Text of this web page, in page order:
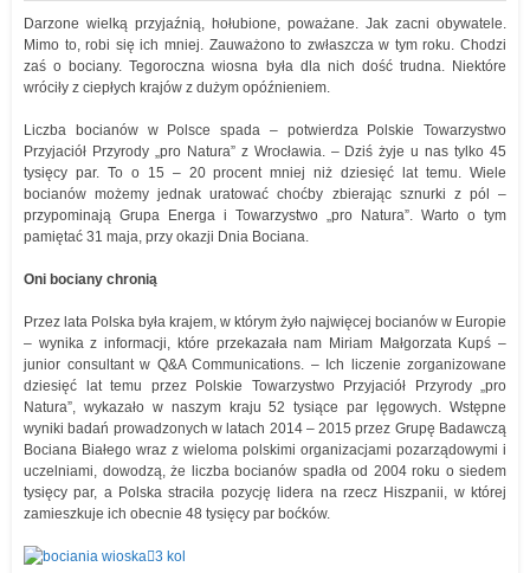
Darzone wielką przyjaźnią, hołubione, poważane. Jak zacni obywatele.
Mimo to, robi się ich mniej. Zauważono to zwłaszcza w tym roku. Chodzi
zaś o bociany. Tegoroczna wiosna była dla nich dość trudna. Niektóre
wróciły z ciepłych krajów z dużym opóźnieniem.
Liczba bocianów w Polsce spada – potwierdza Polskie Towarzystwo
Przyjaciół Przyrody „pro Natura” z Wrocławia. – Dziś żyje u nas tylko 45
tysięcy par. To o 15 – 20 procent mniej niż dziesięć lat temu. Wiele
bocianów możemy jednak uratować choćby zbierając sznurki z pól –
przypominają Grupa Energa i Towarzystwo „pro Natura”. Warto o tym
pamiętać 31 maja, przy okazji Dnia Bociana.
Oni bociany chronią
Przez lata Polska była krajem, w którym żyło najwięcej bocianów w Europie
– wynika z informacji, które przekazała nam Miriam Małgorzata Kupś –
junior consultant w Q&A Communications. – Ich liczenie zorganizowane
dziesięć lat temu przez Polskie Towarzystwo Przyjaciół Przyrody „pro
Natura”, wykazało w naszym kraju 52 tysiące par lęgowych. Wstępne
wyniki badań prowadzonych w latach 2014 – 2015 przez Grupę Badawczą
Bociana Białego wraz z wieloma polskimi organizacjami pozarządowymi i
uczelniami, dowodzą, że liczba bocianów spadła od 2004 roku o siedem
tysięcy par, a Polska straciła pozycję lidera na rzecz Hiszpanii, w której
zamieszkuje ich obecnie 48 tysięcy par boćków.